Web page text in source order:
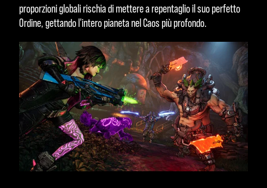
proporzioni globali rischia di mettere a repentaglio il suo perfetto
Ordine, gettando l'intero pianeta nel Caos più profondo.